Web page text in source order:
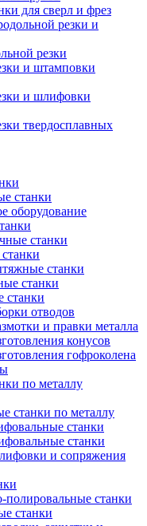
для сверл и фрез
резки и
резки
и штамповки
и шлифовки
твердосплавных
станки
оборудование
станки
станки
станки
станки
отводов
и правки металла
конусов
гофроколена
по металлу
станки по металлу
станки
станки
и сопряжения
станки
станки